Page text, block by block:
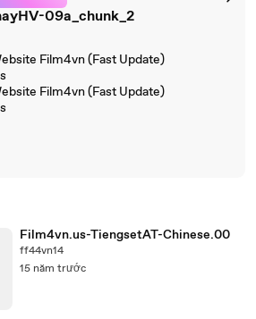
09a_chunk_2
Film4vn (Fast Update)
Film4vn (Fast Update)
Film4vn.us-TiengsetAT-Chinese.00
ff44vn14
15 năm trước